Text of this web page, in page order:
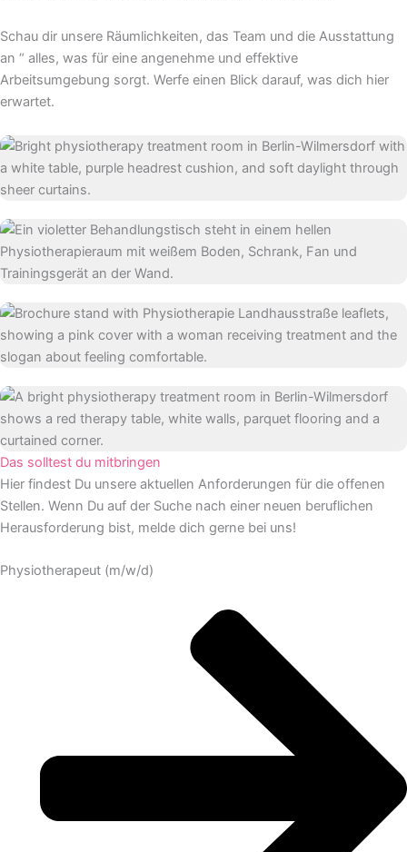
Schau dir unsere Räumlichkeiten, das Team und die Ausstattung
an “ alles, was für eine angenehme und effektive
Arbeitsumgebung sorgt. Werfe einen Blick darauf, was dich hier
erwartet.
Das solltest du mitbringen
Hier findest Du unsere aktuellen Anforderungen für die offenen
Stellen. Wenn Du auf der Suche nach einer neuen beruflichen
Herausforderung bist, melde dich gerne bei uns!
Physiotherapeut (m/w/d)